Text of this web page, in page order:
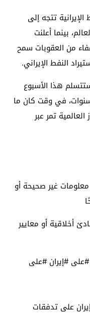
تتجه إلى
بينما أعلنت
من العقوبات سمح
النفط الإيراني.
هذا الأسبوع
في وقت كان ما
العالمية تمر عبر
غير صحيحة أو
أخلاقية أو معايير
#إيران #على
على تدفقات